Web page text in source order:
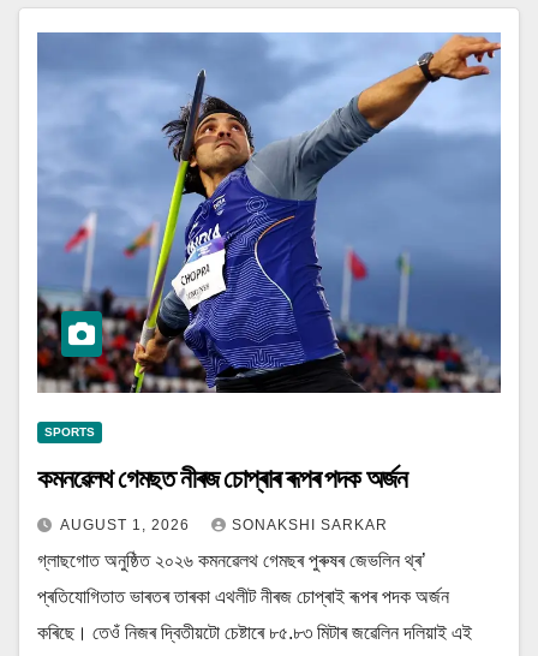
SPORTS
কমনৱেলথ গেমছত নীৰজ চোপ্ৰাৰ ৰূপৰ পদক অৰ্জন
AUGUST 1, 2026 SONAKSHI SARKAR
গ্লাছগোত অনুষ্ঠিত ২০২৬ কমনৱেলথ গেমছৰ পুৰুষৰ জেভলিন থ্ৰ’
প্ৰতিযোগিতাত ভাৰতৰ তাৰকা এথলীট নীৰজ চোপ্ৰাই ৰূপৰ পদক অৰ্জন
কৰিছে। তেওঁ নিজৰ দ্বিতীয়টো চেষ্টাৰে ৮৫.৮৩ মিটাৰ জৱেলিন দলিয়াই এই